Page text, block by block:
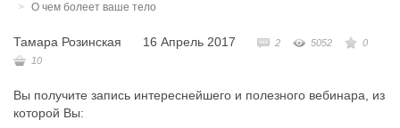
О чем болеет ваше тело
Тамара Розинская 16 Апрель 2017 2 5052
0
10
Вы получите запись интереснейшего и полезного вебинара, из
которой Вы: